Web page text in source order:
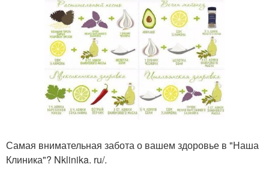
Самая внимательная забота о вашем здоровье в "Наша
Клиника"? Nklinika. ru/.